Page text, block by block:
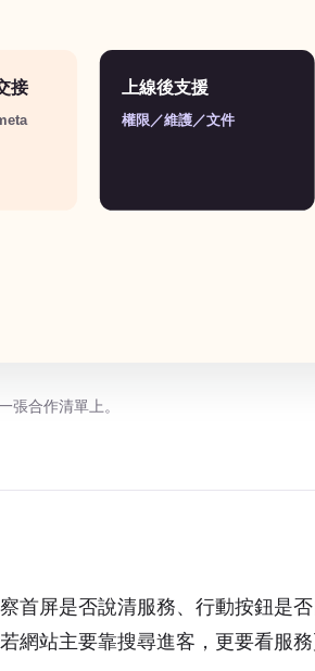
張合作清單上。
首屏是否說清服務、行動按鈕是否
網站主要靠搜尋進客，更要看服